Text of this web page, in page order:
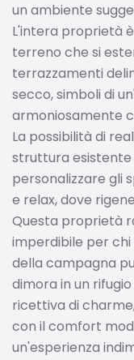
un ambiente
L'intera proprietà
terreno che si
terrazzamenti
secco, simboli di
armoniosamente
La possibilità di
struttura
personalizzare gli
e relax, dove
Questa proprietà
imperdibile per
della campagna
dimora in un
ricettiva di
con il comfort
un'esperienza